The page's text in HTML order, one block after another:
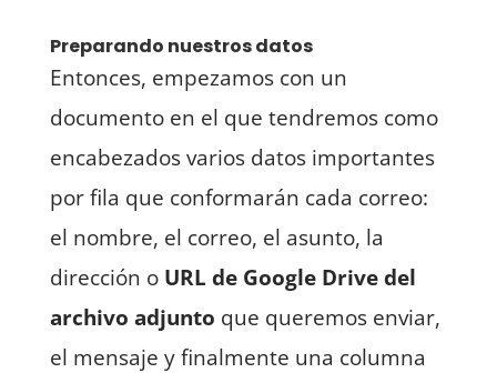
Preparando nuestros datos
Entonces, empezamos con un
documento en el que tendremos como
encabezados varios datos importantes
por fila que conformarán cada correo:
el nombre, el correo, el asunto, la
dirección o URL de Google Drive del
archivo adjunto que queremos enviar,
el mensaje y finalmente una columna